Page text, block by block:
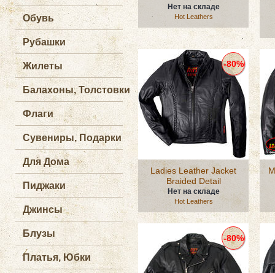
Обувь
Рубашки
Жилеты
Балахоны, Толстовки
Флаги
Сувениры, Подарки
Для Дома
Пиджаки
Джинсы
Блузы
Платья, Юбки
Нет на складе
Hot Leathers
Ladies Leather Jacket
Braided Detail
Нет на складе
Hot Leathers
-80%
-80%